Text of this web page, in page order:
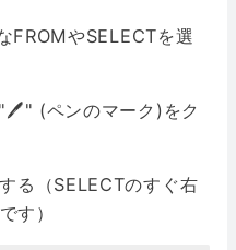
FROMやSELECTを選
(ペンのマーク)をク
る（SELECTのすぐ右
す）